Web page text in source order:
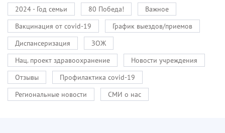
2024 - Год семьи
80 Победа!
Важное
Вакцинация от covid-19
График выездов/приемов
Диспансеризация
ЗОЖ
Нац. проект здравоохранение
Новости учреждения
Отзывы
Профилактика covid-19
Региональные новости
СМИ о нас